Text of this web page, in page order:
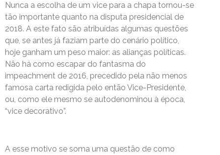
Nunca a escolha de um vice para a chapa tornou-se
tão importante quanto na disputa presidencial de
2018. A este fato são atribuídas algumas questões
que, se antes já faziam parte do cenário político,
hoje ganham um peso maior: as alianças políticas.
Não há como escapar do fantasma do
impeachment de 2016, precedido pela não menos
famosa carta redigida pelo então Vice-Presidente,
ou, como ele mesmo se autodenominou à época,
“vice decorativo”.
A esse motivo se soma uma questão de como